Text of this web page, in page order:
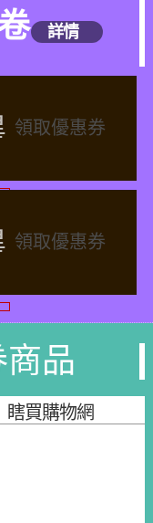
詳情
領取優惠券
領取優惠券
品
瞎買購物網